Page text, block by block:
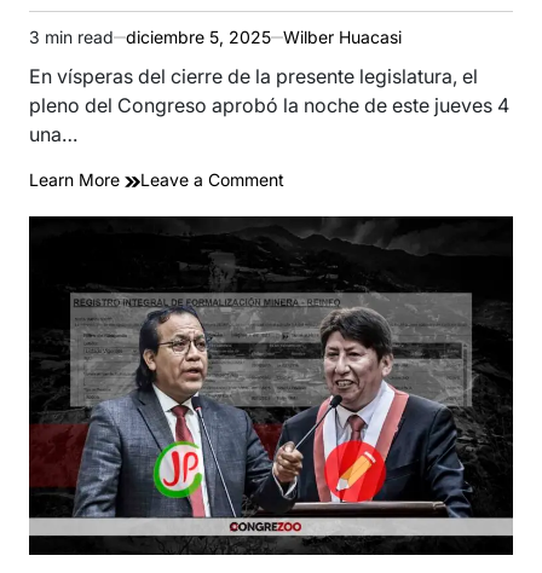
Estimated
read
time
3 min read diciembre 5, 2025 Wilber Huacasi
En vísperas del cierre de la presente legislatura, el
pleno del Congreso aprobó la noche de este jueves 4
una…
Learn More Leave a Comment
La
votación
y
siete
claves
sobre
la
nueva
ampliación
aprobada
por
el
Congreso